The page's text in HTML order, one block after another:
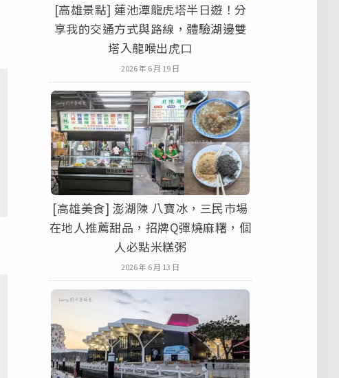
[高雄景點] 蓮池潭龍虎塔半日遊！分
享我的交通方式與路線，體驗湖邊雙
塔入龍喉出虎口
2026 年 6 月 19 日
[高雄美食] 澎湖陳 八寶冰，三民市場
在地人推薦甜品，招牌Q彈燒麻糬，個
人必點米糕粥
2026 年 6 月 13 日